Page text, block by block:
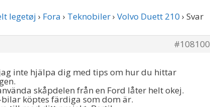
legetøj › Fora › Teknobiler› Volvo Duett 210 › Svar
#108100
inte hjälpa dig med tips om hur du hittar
skåpdelen från en Ford låter helt okej.
köptes färdiga som dom är.